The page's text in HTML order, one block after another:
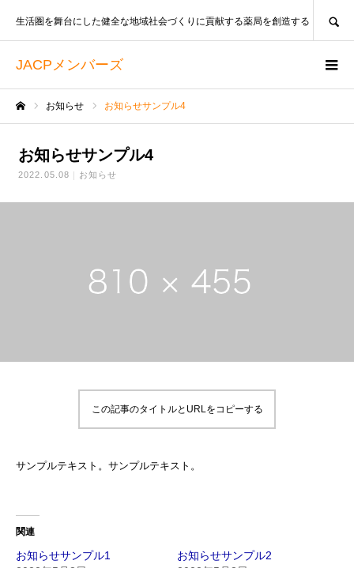
JACPメンバーズ
生活圏を舞台にした健全な地域社会づくりに貢献する薬局を創造する
お知らせ お知らせサンプル4
お知らせサンプル4
2022.05.08 お知らせ
この記事のタイトルとURLをコピーする
サンプルテキスト。サンプルテキスト。
関連
お知らせサンプル1
お知らせサンプル2